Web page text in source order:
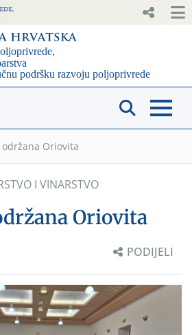
Oriovita
I VINARSTVO
Oriovita
PODIJELI